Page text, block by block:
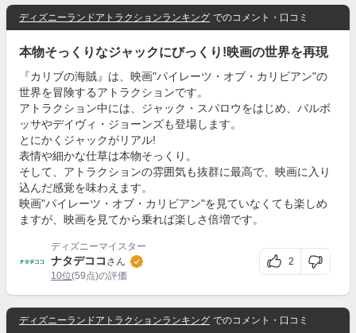
ディズニーランドアトラクションランキング でのコメント・口コミ
本物そっくりなジャックにびっくり!映画の世界を再現
『カリブの海賊』は、映画"パイレーツ・オブ・カリビアン"の
世界を冒険するアトラクションです。
アトラクション中には、ジャック・スパロウをはじめ、バルボ
ッサやデイヴィ・ジョーンズも登場します。
とにかくジャックがリアル!
表情や細かな仕草は本物そっくり。
そして、アトラクションの雰囲気も抜群に最高で、映画に入り
込んだ感覚を味わえます。
映画"パイレーツ・オブ・カリビアン"を見ていなくても楽しめ
ますが、映画を見てから乗れば楽しさ倍増です。
ディズニーマイスター
ナタデココ さん
10位(59点)の評価
2
ディズニーランドアトラクションランキング でのコメント・口コミ